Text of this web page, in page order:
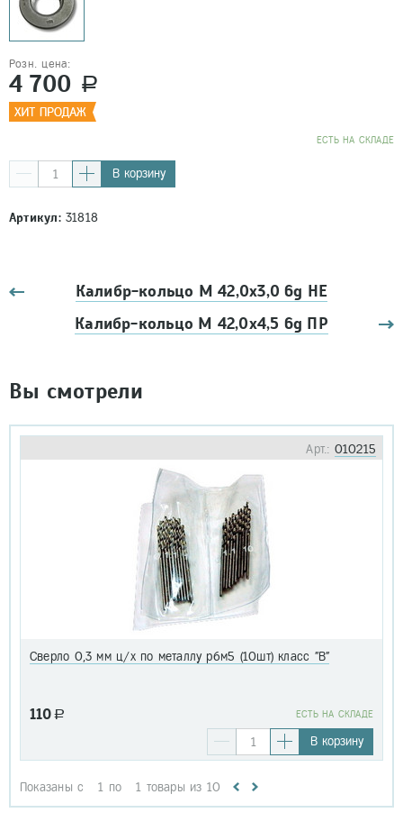
Розн. цена:
4 700 a
EСТЬ НА СКЛАДЕ
В корзину
Артикул:31818
Калибр-кольцо М 42,0х3,0 6g НЕ
Калибр-кольцо М 42,0х4,5 6g ПР
Вы смотрели
Арт.: 010215
Сверло 0,3 мм ц/х по металлу р6м5 (10шт) класс "В"
110 a EСТЬ НА СКЛАДЕ
В корзину
Показаны с 1 по 1 товары из 10